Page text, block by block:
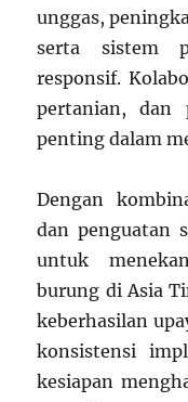
unggas,
serta sistem
responsif.
pertanian, dan
penting dalam
Dengan
dan penguatan
untuk
burung di Asia
keberhasilan
konsistensi
kesiapan